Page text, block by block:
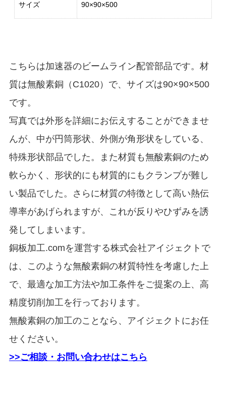
サイズ 90×90×500
こちらは加速器のビームライン配管部品です。材
質は無酸素銅（C1020）で、サイズは90×90×500
です。
写真では外形を詳細にお伝えすることができませ
んが、中が円筒形状、外側が角形状をしている、
特殊形状部品でした。また材質も無酸素銅のため
軟らかく、形状的にも材質的にもクランプが難し
い製品でした。さらに材質の特徴として高い熱伝
導率があげられますが、これが反りやひずみを誘
発してしまいます。
銅板加工.comを運営する株式会社アイジェクトで
は、このような無酸素銅の材質特性を考慮した上
で、最適な加工方法や加工条件をご提案の上、高
精度切削加工を行っております。
無酸素銅の加工のことなら、アイジェクトにお任
せください。
>>ご相談・お問い合わせはこちら